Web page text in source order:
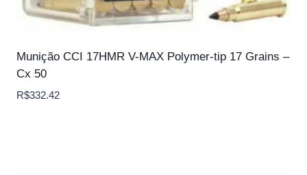
Munição CCI 17HMR V-MAX Polymer-tip 17 Grains –
Cx 50
R$332.42